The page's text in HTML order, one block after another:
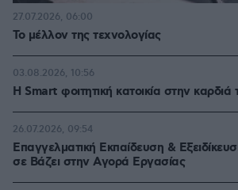
Το μέλλον της τεχνολογίας
27.07.2026, 06:00
Η Smart φοιτητική κατοικία στην
03.08.2026, 10:56
Επαγγελματική Εκπαίδευση &
σε Bάζει στην Aγορά Eργασίας
26.07.2026, 09:54